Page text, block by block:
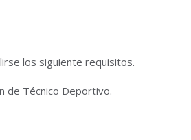
los siguiente requisitos.
de Técnico Deportivo.